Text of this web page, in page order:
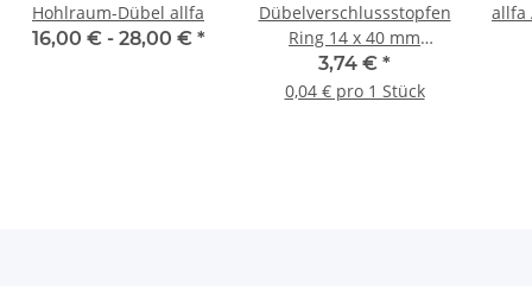
Hohlraum-Dübel allfa
16,00 € - 28,00 € *
Dübelverschlussstopfen
Ring 14 x 40 mm
(rot/braun) - 100 Stk.
3,74 € *
0,04 € pro 1 Stück
allfa